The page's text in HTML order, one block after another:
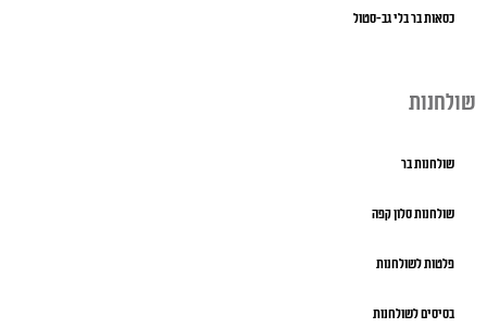
כסאות בר בלי גב-סטול
שולחנות
שולחנות בר
שולחנות סלון קפה
פלטות לשולחנות
בסיסים לשולחנות